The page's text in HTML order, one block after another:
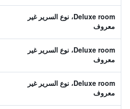
Deluxe room، نوع السرير غير
معروف
Deluxe room، نوع السرير غير
معروف
Deluxe room، نوع السرير غير
معروف